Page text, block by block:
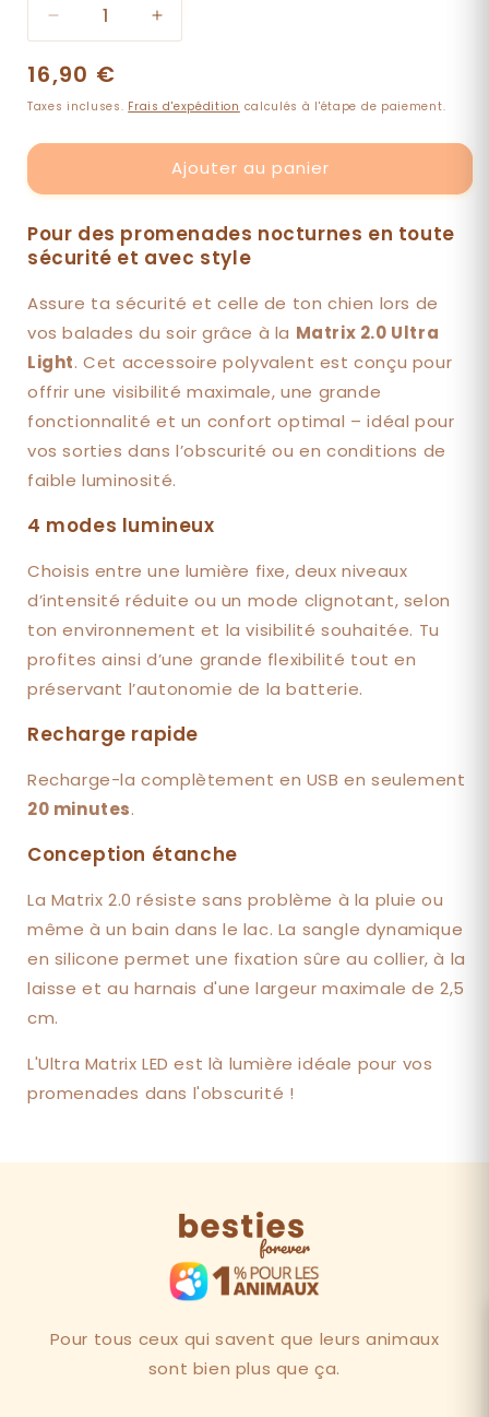
Réduire
la
quantité
Lumière
de
-
Matrix
Ultra
LED
-
Océan
Augmenter
la
Lumière
de
sécurité
pour
-
Matrix
Ultra
LED
-
Océan
Prix
habituel
16,90 €
Taxes incluses. Frais d'expédition calculés à l'étape de paiement.
Ajouter au panier
Pour des promenades nocturnes en toute
sécurité et avec style
Assure ta sécurité et celle de ton chien lors de
vos balades du soir grâce à la Matrix 2.0 Ultra
Light. Cet accessoire polyvalent est conçu pour
offrir une visibilité maximale, une grande
fonctionnalité et un confort optimal – idéal pour
vos sorties dans l’obscurité ou en conditions de
faible luminosité.
4 modes lumineux
Choisis entre une lumière fixe, deux niveaux
d’intensité réduite ou un mode clignotant, selon
ton environnement et la visibilité souhaitée. Tu
profites ainsi d’une grande flexibilité tout en
préservant l’autonomie de la batterie.
Recharge rapide
Recharge-la complètement en USB en seulement
20 minutes.
Conception étanche
La Matrix 2.0 résiste sans problème à la pluie ou
même à un bain dans le lac. La sangle dynamique
en silicone permet une fixation sûre au collier, à la
laisse et au harnais d'une largeur maximale de 2,5
cm.
L'Ultra Matrix LED est là lumière idéale pour vos
promenades dans l'obscurité !
Pour tous ceux qui savent que leurs animaux
sont bien plus que ça.